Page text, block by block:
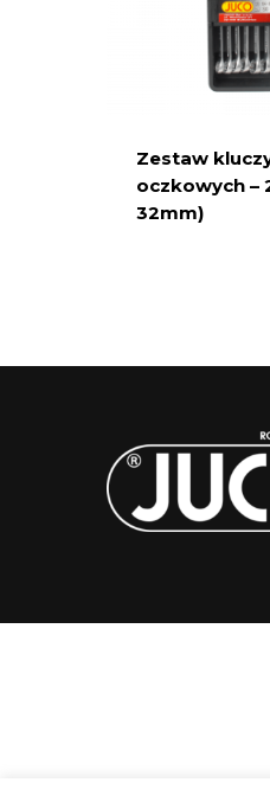
Zestaw
oczkowych –
32mm)